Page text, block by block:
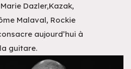
Dazler,Kazak,
Malaval, Rockie
aujourd’hui à
guitare.